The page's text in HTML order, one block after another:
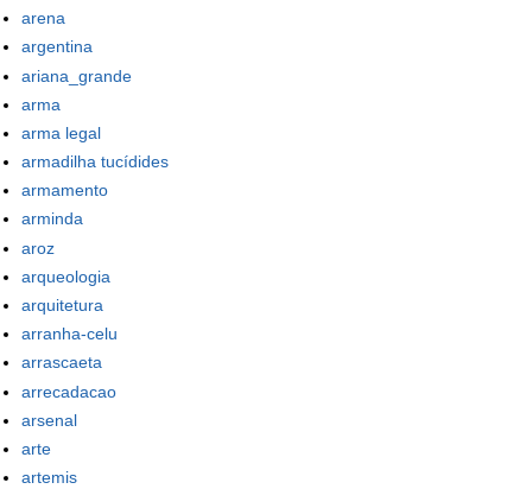
arena
argentina
ariana_grande
arma
arma legal
armadilha tucídides
armamento
arminda
aroz
arqueologia
arquitetura
arranha-celu
arrascaeta
arrecadacao
arsenal
arte
artemis